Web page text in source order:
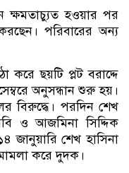
ক্ষমতাচ্যুত হওয়ার পর
পরিবারের অন্য
করে ছয়টি প্লট বরাদ্দে
অনুসন্ধান শুরু হয়।
বিরুদ্ধে। পরদিন শেখ
ও আজমিনা সিদ্দিক
জানুয়ারি শেখ হাসিনা
করে দুদক।